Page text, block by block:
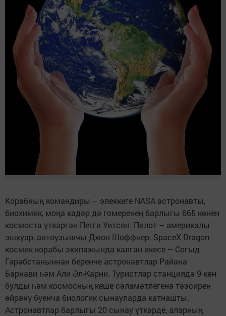
Корабның командиры – элеккеге NASA астронавты,
биохимик, моңа кадәр дә гомеренең барлыгы 665 көнен
космоста үткәргән Пегги Уитсон. Пилот – америкалы
эшкуар, автоузышчы Джон Шоффнер. SpaceX Dragon
космик корабы экипажында калган икесе – Согыд
Гарәбстаныннан беренче астронавтлар Райана
Барнави һәм Али Әл-Карни. Туристлар станциядә 9 көн
булды һәм космосның кеше сәламәтлегенә тәэсирен
өйрәнү буенча биологик сынауларда катнашты.
Астронавтлар барлыгы 20 сынау үткәрде, аларның